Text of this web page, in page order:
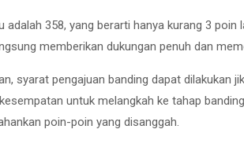
adalah 358, yang berarti hanya kurang 3
memberikan dukungan penuh dan
syarat pengajuan banding dapat dilakukan
untuk melangkah ke tahap
poin-poin yang disanggah.